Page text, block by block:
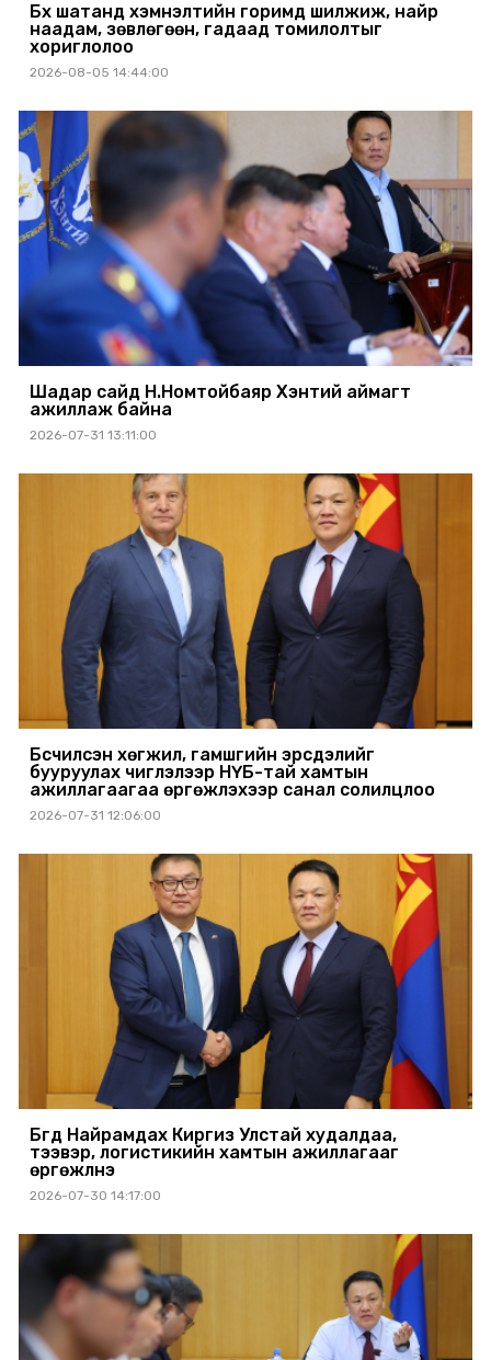
Бүх шатанд хэмнэлтийн горимд шилжиж, найр
наадам, зөвлөгөөн, гадаад томилолтыг
хориглолоо
2026-08-05 14:44:00
Шадар сайд Н.Номтойбаяр Хэнтий аймагт
ажиллаж байна
2026-07-31 13:11:00
Бүсчилсэн хөгжил, гамшгийн эрсдэлийг
бууруулах чиглэлээр НҮБ-тай хамтын
ажиллагаагаа өргөжүүлэхээр санал солилцлоо
2026-07-31 12:06:00
Бүгд Найрамдах Киргиз Улстай худалдаа,
тээвэр, логистикийн хамтын ажиллагааг
өргөжүүлнэ
2026-07-30 14:17:00